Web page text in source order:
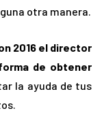
otra manera.
2016 el director
de obtener
la ayuda de tus